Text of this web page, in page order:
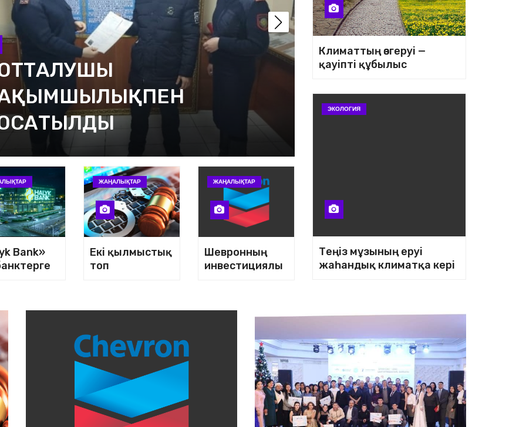
процесі бір
емес
Климаттың өзгеруі —
құбылыс
Bank»
ЖАҢАЛЫҚТАР
Екі қылмыстық
топ
ЖАҢАЛЫҚТАР
Шевронның
инвестициялы
Климаттың өзгеруі —
қауіпті құбылыс
ЭКОЛОГИЯ
Теңіз мұзының еруі
жаһандық климатқа кері